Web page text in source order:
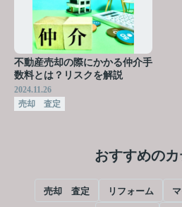
不動産売却の際にかかる仲介手
数料とは？リスクを解説
2024.11.26
売却 査定
おすすめのカ
売却 査定 リフォーム